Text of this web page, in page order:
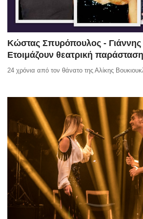
Κώστας Σπυρόπουλος -
Ετοιμάζουν θεατρική
24 χρόνια από τον θάνατο της Αλίκης